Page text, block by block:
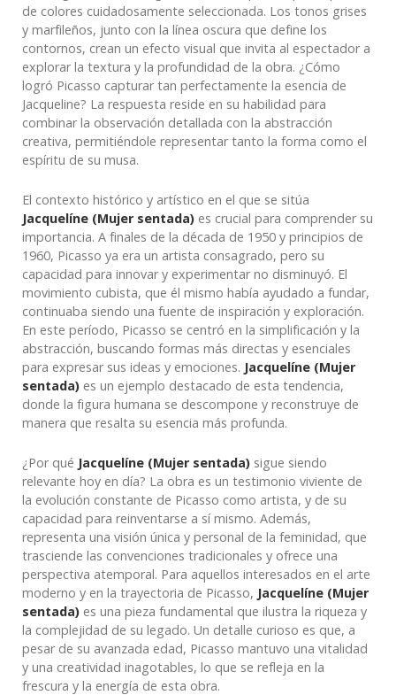
de colores cuidadosamente seleccionada. Los tonos grises
y marfileños, junto con la línea oscura que define los
contornos, crean un efecto visual que invita al espectador a
explorar la textura y la profundidad de la obra. ¿Cómo
logró Picasso capturar tan perfectamente la esencia de
Jacqueline? La respuesta reside en su habilidad para
combinar la observación detallada con la abstracción
creativa, permitiéndole representar tanto la forma como el
espíritu de su musa.
El contexto histórico y artístico en el que se sitúa
Jacquelíne (Mujer sentada) es crucial para comprender su
importancia. A finales de la década de 1950 y principios de
1960, Picasso ya era un artista consagrado, pero su
capacidad para innovar y experimentar no disminuyó. El
movimiento cubista, que él mismo había ayudado a fundar,
continuaba siendo una fuente de inspiración y exploración.
En este período, Picasso se centró en la simplificación y la
abstracción, buscando formas más directas y esenciales
para expresar sus ideas y emociones. Jacquelíne (Mujer
sentada) es un ejemplo destacado de esta tendencia,
donde la figura humana se descompone y reconstruye de
manera que resalta su esencia más profunda.
¿Por qué Jacquelíne (Mujer sentada) sigue siendo
relevante hoy en día? La obra es un testimonio viviente de
la evolución constante de Picasso como artista, y de su
capacidad para reinventarse a sí mismo. Además,
representa una visión única y personal de la feminidad, que
trasciende las convenciones tradicionales y ofrece una
perspectiva atemporal. Para aquellos interesados en el arte
moderno y en la trayectoria de Picasso, Jacquelíne (Mujer
sentada) es una pieza fundamental que ilustra la riqueza y
la complejidad de su legado. Un detalle curioso es que, a
pesar de su avanzada edad, Picasso mantuvo una vitalidad
y una creatividad inagotables, lo que se refleja en la
frescura y la energía de esta obra.